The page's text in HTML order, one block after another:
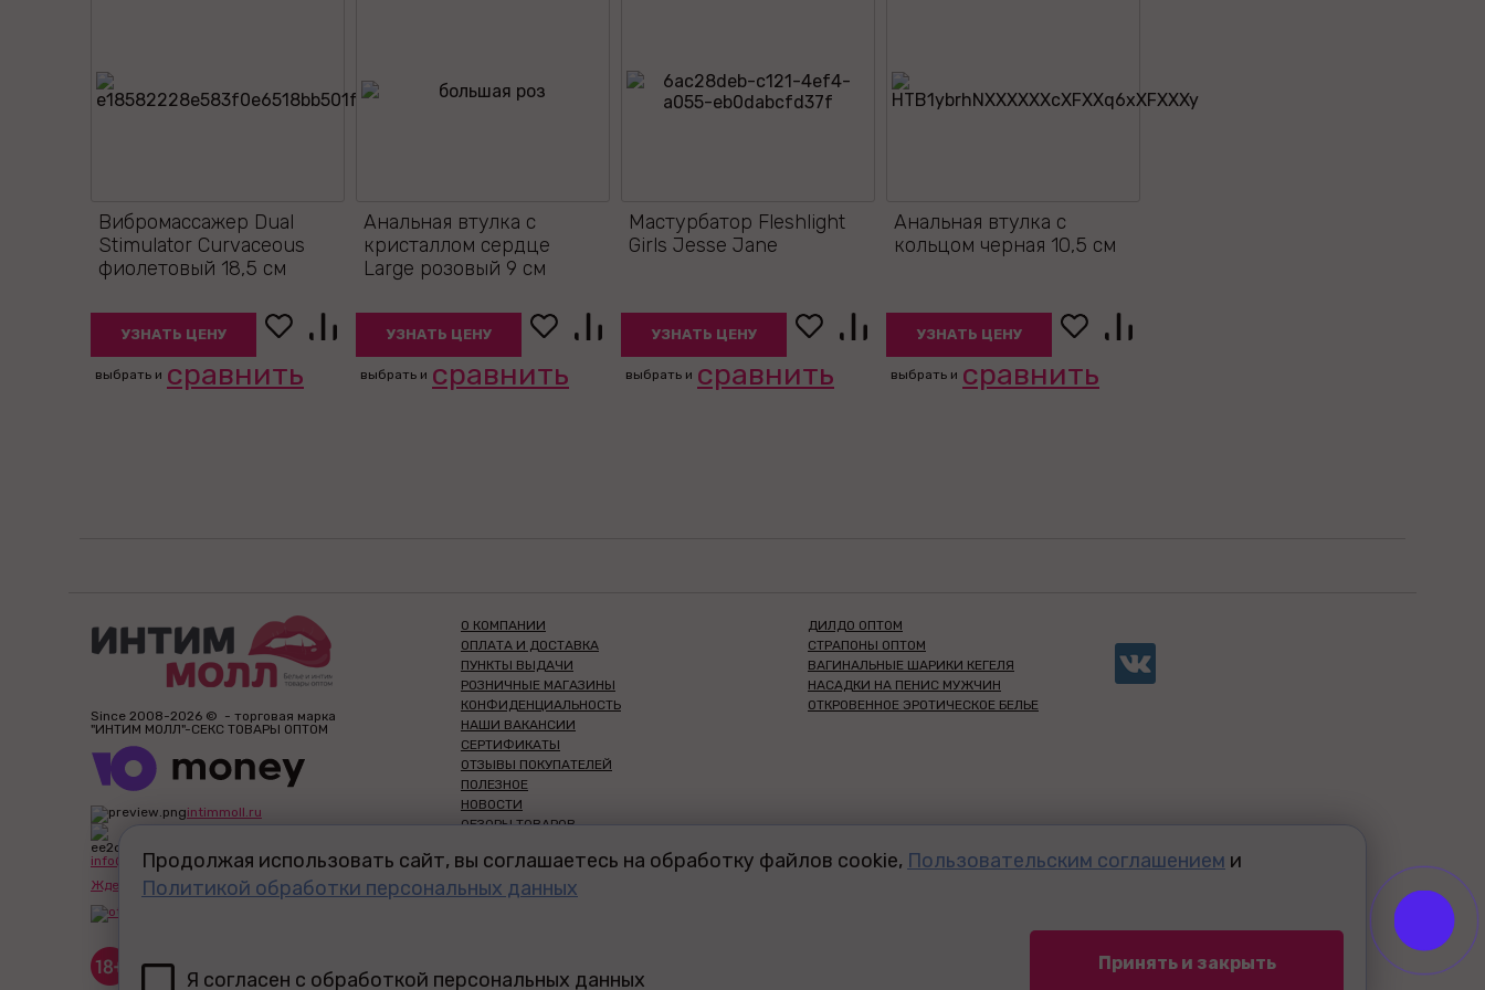
Вибромассажер Dual
Stimulator Curvaceous
фиолетовый 18,5 см
УЗНАТЬ ЦЕНУ
выбрать и сравнить
Анальная втулка с
кристаллом сердце
Large розовый 9 см
УЗНАТЬ ЦЕНУ
выбрать и сравнить
Мастурбатор Fleshlight
Girls Jesse Jane
УЗНАТЬ ЦЕНУ
выбрать и сравнить
Анальная втулка с
кольцом черная 10,5 см
УЗНАТЬ ЦЕНУ
выбрать и сравнить
Since 2008-2026 © - торговая марка
"ИНТИМ МОЛЛ"-СЕКС ТОВАРЫ ОПТОМ
intimmoll.ru
info@intimmoll.ru
Ждем Ваших пожеланий и отзывов!
предназначен исключительно
для лиц старше 18 лет! Вся
О КОМПАНИИ
ОПЛАТА И ДОСТАВКА
ПУНКТЫ ВЫДАЧИ
РОЗНИЧНЫЕ МАГАЗИНЫ
КОНФИДЕНЦИАЛЬНОСТЬ
НАШИ ВАКАНСИИ
СЕРТИФИКАТЫ
ОТЗЫВЫ ПОКУПАТЕЛЕЙ
ПОЛЕЗНОЕ
НОВОСТИ
ОБЗОРЫ ТОВАРОВ
ЧАС ДЛЯ ВАС
ОПТ ДЛЯ ООО И ИП
ДИЛДО ОПТОМ
СТРАПОНЫ ОПТОМ
ВАГИНАЛЬНЫЕ ШАРИКИ КЕГЕЛЯ
НАСАДКИ НА ПЕНИС МУЖЧИН
ОТКРОВЕННОЕ ЭРОТИЧЕСКОЕ БЕЛЬЕ
Продолжая использовать сайт, вы соглашаетесь на обработку файлов cookie, Пользовательским соглашением и
Политикой обработки персональных данных
Я согласен с обработкой персональных данных
Принять и закрыть